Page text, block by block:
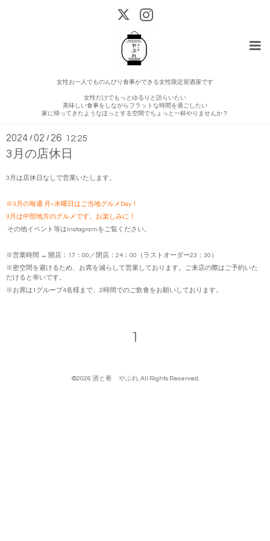
女性お一人でものんびり食事ができる女性限定居酒屋です
女性だけでもっとゆるりと語らいたい
美味しい食事をしながらフラットな時間を過ごしたい
家に帰ってきたようなほっとする空間でちょっと一杯やりませんか？
2024 /02 / 26 12:25
3月の店休日
3月は店休日なしで営業いたします。
※3月の毎週 月~水曜日はご当地グルメDay！
3月は中部地方のグルメです。お楽しみに！
その他イベント等はInstagramをご覧ください。
※営業時間 → 開店：17：00／閉店：24：00（ラストオーダー23：30）
※密空間を避けるため、お席を減らして営業しております。ご来店の際はご予約いた
だけると幸いです。
※お席は1グループ4名様まで、2時間でのご飲食をお願いしております。
1
©2026 酒と肴 やぶれ. All Rights Reserved.